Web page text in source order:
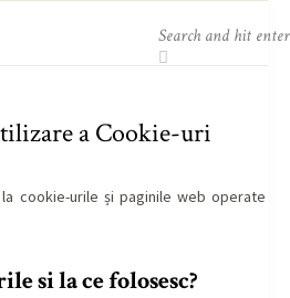
a Cookie-uri
cookie-urile și paginile web operate
si la ce folosesc?